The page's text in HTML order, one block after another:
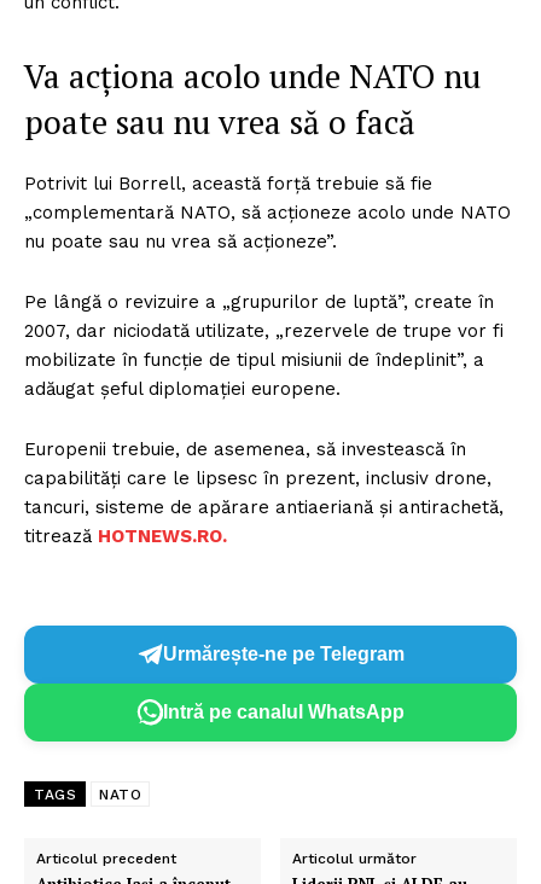
Va acționa acolo unde NATO nu
poate sau nu vrea să o facă
Potrivit lui Borrell, această forță trebuie să fie
„complementară NATO, să acționeze acolo unde NATO
nu poate sau nu vrea să acționeze”.
Pe lângă o revizuire a „grupurilor de luptă”, create în
2007, dar niciodată utilizate, „rezervele de trupe vor fi
mobilizate în funcție de tipul misiunii de îndeplinit”, a
adăugat șeful diplomației europene.
Europenii trebuie, de asemenea, să investească în
capabilități care le lipsesc în prezent, inclusiv drone,
tancuri, sisteme de apărare antiaeriană și antirachetă,
titrează HOTNEWS.RO.
Urmărește-ne pe Telegram
Intră pe canalul WhatsApp
TAGS NATO
Articolul precedent Articolul următor